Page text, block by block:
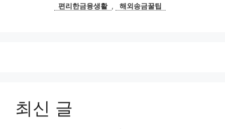
편리한금융생활 , 해외송금꿀팁
최신 글